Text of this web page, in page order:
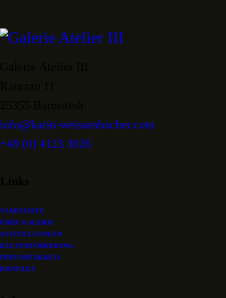
info@karin-weissenbacher.com
+49 (0) 4123 3026
STARTSEITE
ÜBER GALERIE
AUSSTELLUNGEN
KULTURFÜRDERUNG
FREUNDESKREIS
KONTAKT